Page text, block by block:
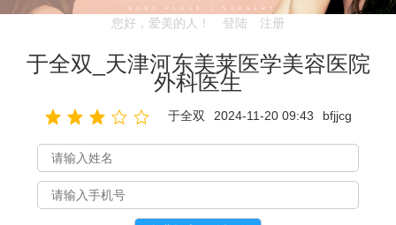
您好，爱美的人！ 登陆 注册
于全双_天津河东美莱医学美容医院
外科医生
于全双 2024-11-20 09:43 bfjjcg